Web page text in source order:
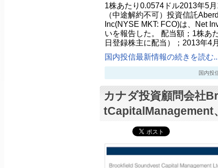
1株あたり0.0574ドル2013年5
（中途解約不可）投資信託
Inc(NYSE MKT: FCO)は、Net
いを報告した。 配当額；1株あ
日登録株主に配当）；2013年4
国内投信最新情報の続きを読む
国内投
カナダ投資顧問会社
tCapitalManagement